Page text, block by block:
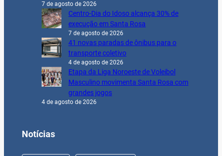
7 de agosto de 2026
Centro-Dia do Idoso alcança 30% de
execução em Santa Rosa
7 de agosto de 2026
41 novas paradas de ônibus para o
transporte coletivo
4 de agosto de 2026
Etapa da Liga Noroeste de Voleibol
Masculino movimenta Santa Rosa com
grandes jogos
4 de agosto de 2026
Notícias